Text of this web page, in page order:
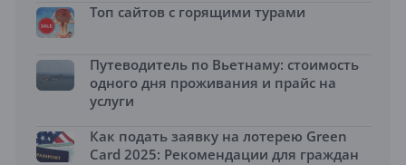
Топ сайтов с горящими турами
Путеводитель по Вьетнаму: стоимость
одного дня проживания и прайс на
услуги
Как подать заявку на лотерею Green
Card 2025: Рекомендации для граждан